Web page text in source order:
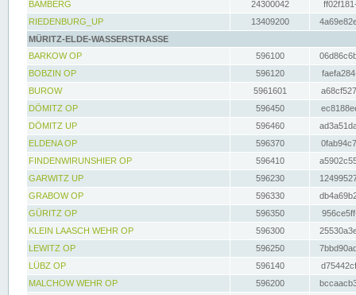
BAMBERG
24300042
RIEDENBURG_UP
13409200
MÜRITZ-ELDE-WASSERSTRASSE
BARKOW OP
596100
BOBZIN OP
596120
BUROW
5961601
DÖMITZ OP
596450
DÖMITZ UP
596460
ELDENA OP
596370
FINDENWIRUNSHIER OP
596410
GARWITZ UP
596230
GRABOW OP
596330
GÜRITZ OP
596350
KLEIN LAASCH WEHR OP
596300
LEWITZ OP
596250
LÜBZ OP
596140
MALCHOW WEHR OP
596200